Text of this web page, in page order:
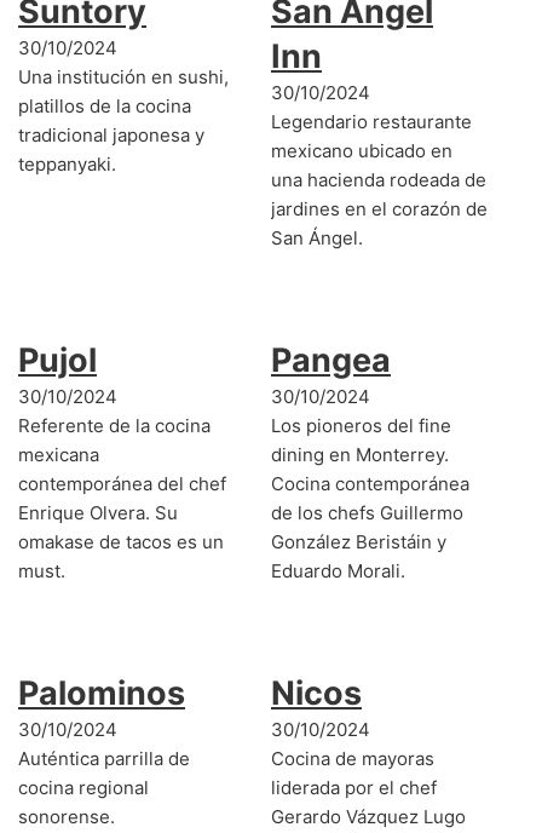
Suntory
30/10/2024
Una institución en sushi,
platillos de la cocina
tradicional japonesa y
teppanyaki.
San Ángel
Inn
30/10/2024
Legendario restaurante
mexicano ubicado en
una hacienda rodeada de
jardines en el corazón de
San Ángel.
Pujol
30/10/2024
Referente de la cocina
mexicana
contemporánea del chef
Enrique Olvera. Su
omakase de tacos es un
must.
Pangea
30/10/2024
Los pioneros del fine
dining en Monterrey.
Cocina contemporánea
de los chefs Guillermo
González Beristáin y
Eduardo Morali.
Palominos
30/10/2024
Auténtica parrilla de
cocina regional
sonorense.
Nicos
30/10/2024
Cocina de mayoras
liderada por el chef
Gerardo Vázquez Lugo